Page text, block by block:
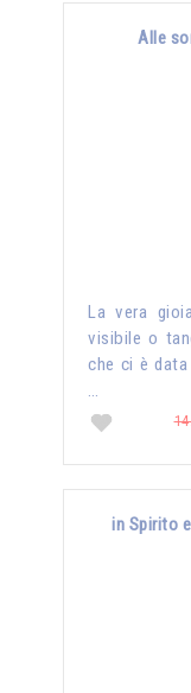
Alle
La vera
visibile o
che ci è
…
in Spirito